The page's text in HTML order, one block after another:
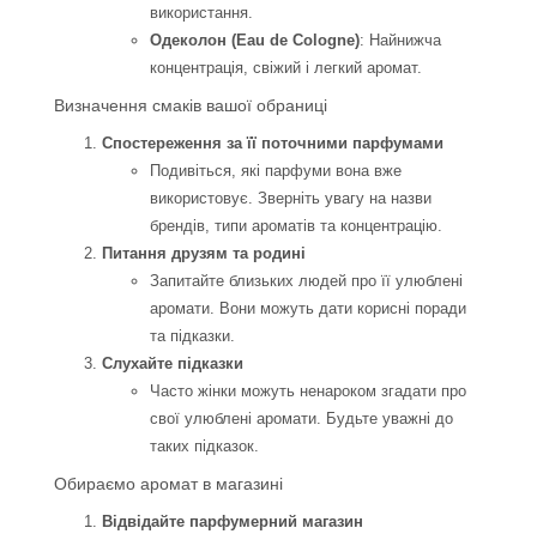
використання.
Одеколон (Eau de Cologne): Найнижча
концентрація, свіжий і легкий аромат.
Визначення смаків вашої обраниці
Спостереження за її поточними парфумами
Подивіться, які парфуми вона вже
використовує. Зверніть увагу на назви
брендів, типи ароматів та концентрацію.
Питання друзям та родині
Запитайте близьких людей про її улюблені
аромати. Вони можуть дати корисні поради
та підказки.
Слухайте підказки
Часто жінки можуть ненароком згадати про
свої улюблені аромати. Будьте уважні до
таких підказок.
Обираємо аромат в магазині
Відвідайте парфумерний магазин